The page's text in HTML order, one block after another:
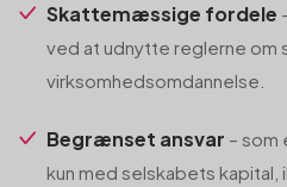
Skattemæssige fordele
ved at udnytte reglerne om
virksomhedsomdannelse.
Begrænset ansvar – som
kun med selskabets kapital,